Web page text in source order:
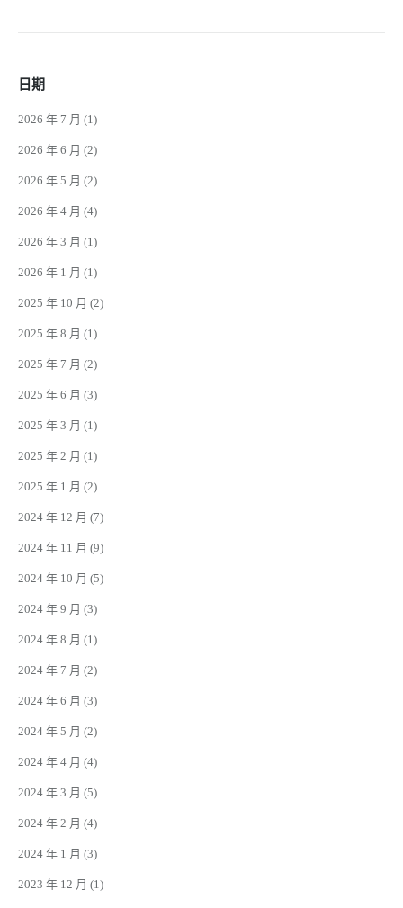
日期
2026 年 7 月 (1)
2026 年 6 月 (2)
2026 年 5 月 (2)
2026 年 4 月 (4)
2026 年 3 月 (1)
2026 年 1 月 (1)
2025 年 10 月 (2)
2025 年 8 月 (1)
2025 年 7 月 (2)
2025 年 6 月 (3)
2025 年 3 月 (1)
2025 年 2 月 (1)
2025 年 1 月 (2)
2024 年 12 月 (7)
2024 年 11 月 (9)
2024 年 10 月 (5)
2024 年 9 月 (3)
2024 年 8 月 (1)
2024 年 7 月 (2)
2024 年 6 月 (3)
2024 年 5 月 (2)
2024 年 4 月 (4)
2024 年 3 月 (5)
2024 年 2 月 (4)
2024 年 1 月 (3)
2023 年 12 月 (1)